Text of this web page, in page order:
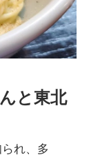
と東北
れ、多